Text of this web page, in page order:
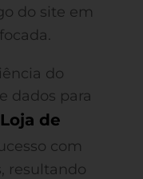
do site em
do
dados para
Loja de
com
resultando